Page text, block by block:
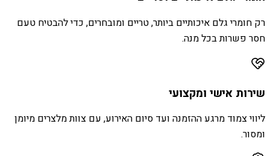
רק חומרי גלם איכותיים ביותר, טריים ומובחרים, כדי להבטיח טעם
חסר פשרות בכל מנה.
שירות אישי ומקצועי
ליווי צמוד מרגע ההזמנה ועד סיום האירוע, עם צוות מלצרים מיומן
ומסור.